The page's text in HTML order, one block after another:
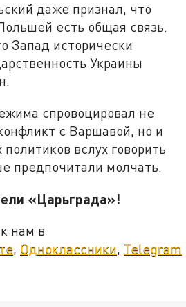
даже признал, что
есть общая связь.
Запад исторически
Украины
спровоцировал не
с Варшавой, но и
вслух говорить
предпочитали молчать.
«Царьграда»!
нам в
, Одноклассники, Telegram